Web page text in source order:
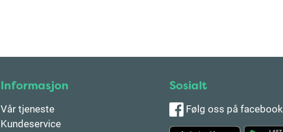
Informasjon
Vår tjeneste
Kundeservice
Sosialt
Følg oss på facebook